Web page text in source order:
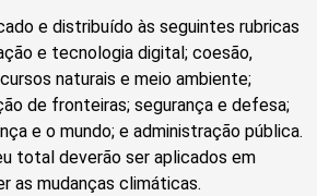
e distribuído às seguintes rubricas
e tecnologia digital; coesão,
naturais e meio ambiente;
de fronteiras; segurança e defesa;
e o mundo; e administração pública.
total deverão ser aplicados em
as mudanças climáticas.